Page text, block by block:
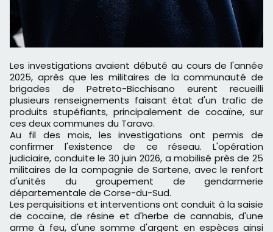
Les investigations avaient débuté au cours de l'année
2025, après que les militaires de la communauté de
brigades de Petreto-Bicchisano eurent recueilli
plusieurs renseignements faisant état d'un trafic de
produits stupéfiants, principalement de cocaïne, sur
ces deux communes du Taravo.
Au fil des mois, les investigations ont permis de
confirmer l'existence de ce réseau. L'opération
judiciaire, conduite le 30 juin 2026, a mobilisé près de 25
militaires de la compagnie de Sartene, avec le renfort
d'unités du groupement de gendarmerie
départementale de Corse-du-Sud.
Les perquisitions et interventions ont conduit à la saisie
de cocaïne, de résine et d'herbe de cannabis, d'une
arme à feu, d'une somme d'argent en espèces ainsi